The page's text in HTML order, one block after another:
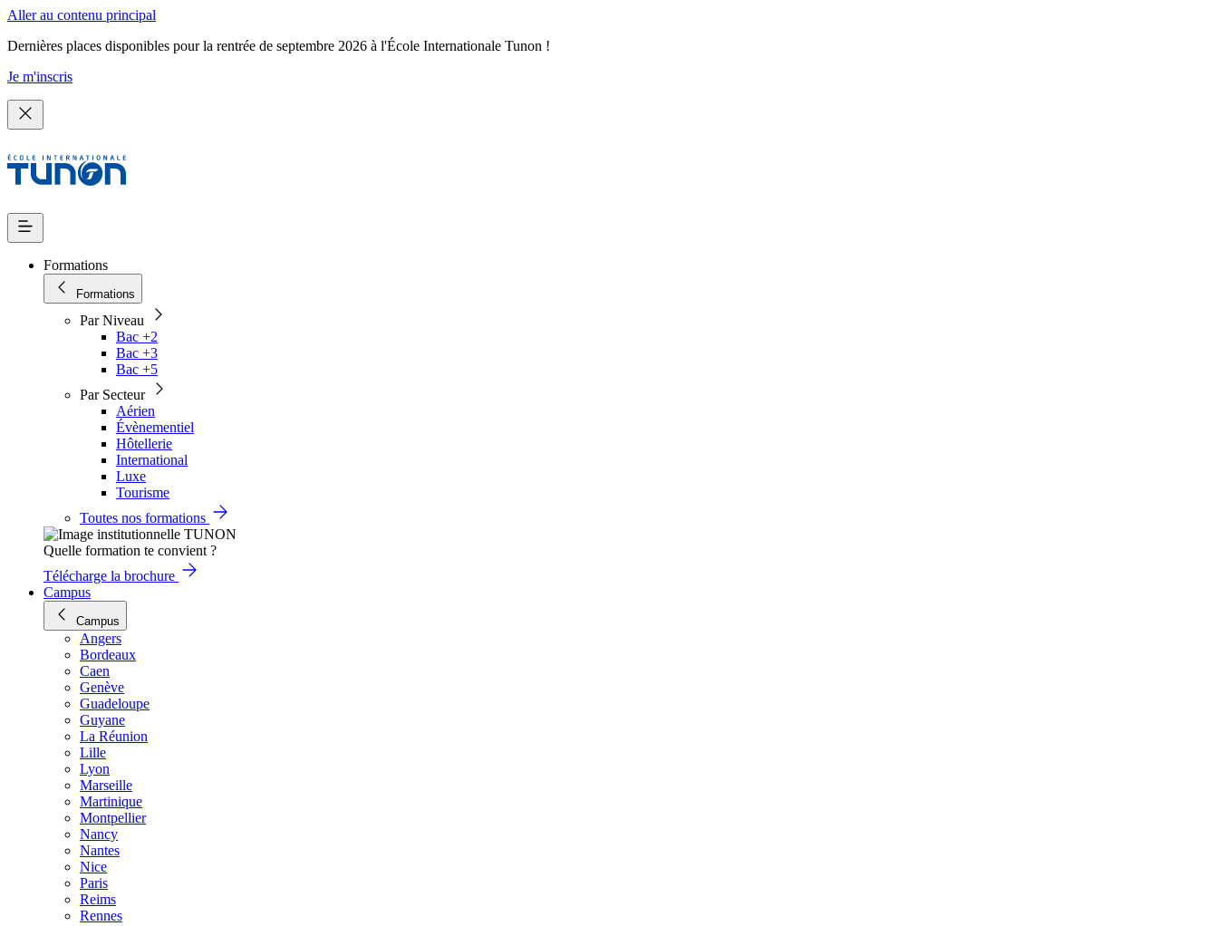
Aller au contenu principal
Dernières places disponibles pour la rentrée de septembre 2026 à l'École Internationale Tunon !
Je m'inscris
Formations
Formations
Par Niveau
Bac +2
Bac +3
Bac +5
Par Secteur
Aérien
Évènementiel
Hôtellerie
International
Luxe
Tourisme
Toutes nos formations
Quelle formation te convient ?
Télécharge la brochure
Campus
Campus
Angers
Bordeaux
Caen
Genève
Guadeloupe
Guyane
La Réunion
Lille
Lyon
Marseille
Martinique
Montpellier
Nancy
Nantes
Nice
Paris
Reims
Rennes